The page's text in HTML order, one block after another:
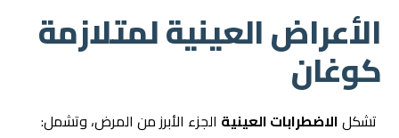
الأعراض العينية لمتلازمة
كوغان
تشكلالاضطرابات العينية الجزء الأبرز من المرض، وتشمل: